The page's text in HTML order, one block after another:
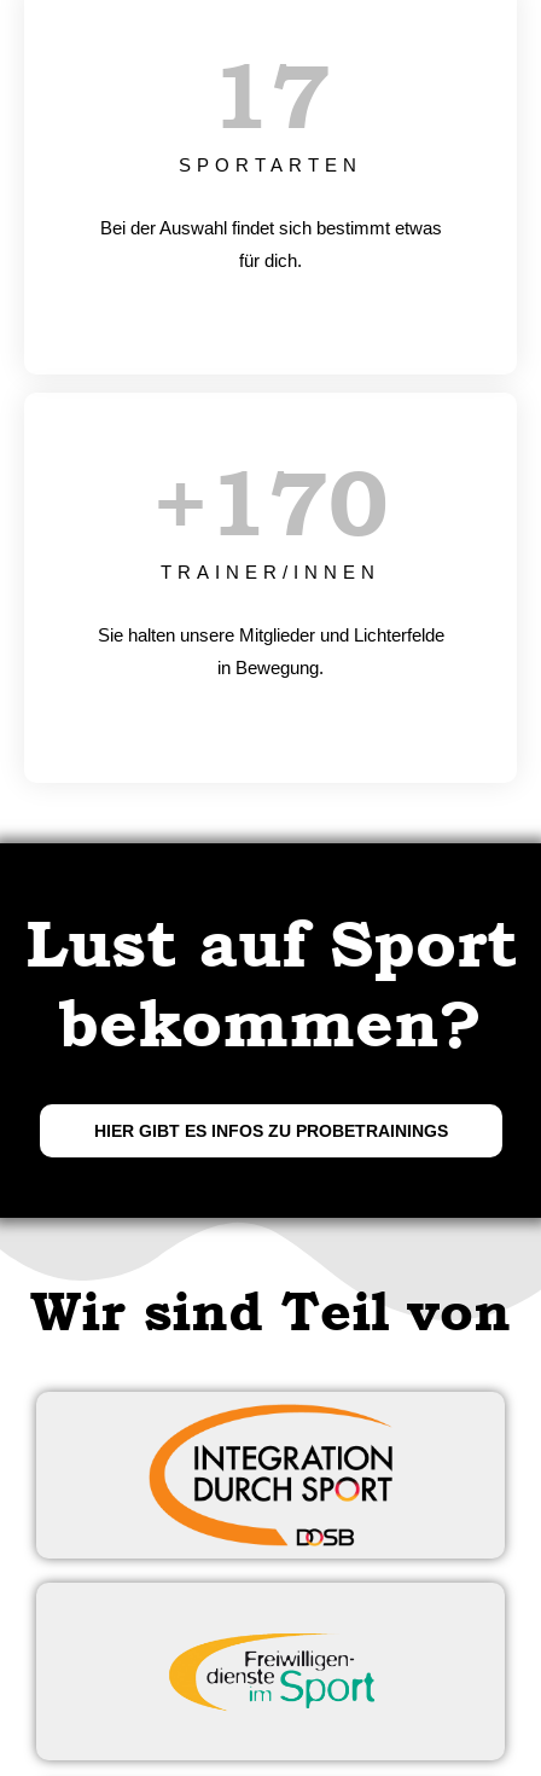
SPORTARTEN
17
Bei der Auswahl findet sich bestimmt etwas
für dich.
TRAINER/INNEN
+170
Sie halten unsere Mitglieder und Lichterfelde
in Bewegung.
Lust auf Sport
bekommen?
HIER GIBT ES INFOS ZU PROBETRAININGS
Wir sind Teil von